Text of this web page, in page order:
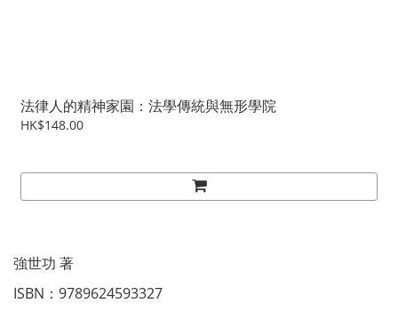
法律人的精神家園：法學傳統與無形學院
HK$148.00
強世功 著
ISBN：9789624593327